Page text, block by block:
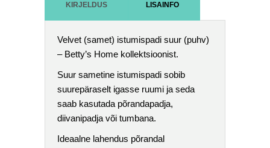
KIRJELDUS LISAINFO
Velvet (samet) istumispadi suur (puhv)
– Betty’s Home kollektsioonist.
Suur sametine istumispadi sobib
suurepäraselt igasse ruumi ja seda
saab kasutada põrandapadja,
diivanipadja või tumbana.
Ideaalne lahendus põrandal